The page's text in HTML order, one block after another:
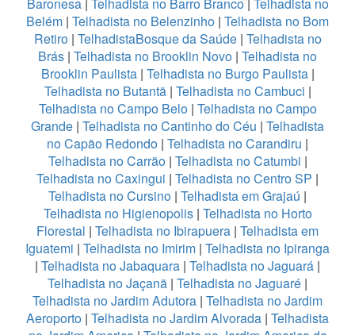
Belém | Telhadista no Belenzinho | Telhadista no Bom
Retiro| TelhadistaBosque da Saúde| Telhadista no
Brás | Telhadista no Brooklin Novo | Telhadista no
Brooklin Paulista| Telhadista no Burgo Paulista|
Telhadista no Butantã| Telhadista no Cambuci |
Telhadista no Campo Belo| Telhadista no Campo
Grande | Telhadista no Cantinho do Céu | Telhadista
no Capão Redondo | Telhadista no Carandiru |
Telhadista no Carrão| Telhadista no Catumbi |
Telhadista no Caxingui | Telhadista no Centro SP |
Telhadista no Cursino | Telhadista em Grajaú |
Telhadista no Higienopolis| Telhadista no Horto
Florestal | Telhadista no Ibirapuera | Telhadista em
Iguatemi | Telhadista no Imirim | Telhadista no Ipiranga
| Telhadista no Jabaquara | Telhadista no Jaguará |
Telhadista no Jaçanã | Telhadista no Jaguaré |
Telhadista no Jardim Adutora | Telhadista no Jardim
Aeroporto | Telhadista no Jardim Alvorada | Telhadista